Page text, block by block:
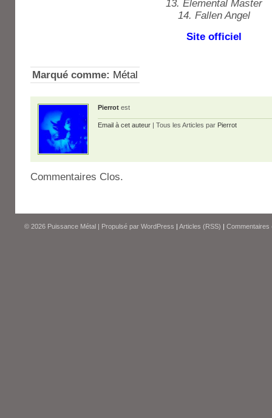
13. Elemental Master
14. Fallen Angel
Site officiel
Marqué comme: Métal
Pierrot est
Email à cet auteur | Tous les Articles par Pierrot
Commentaires Clos.
© 2026 Puissance Métal | Propulsé par WordPress | Articles (RSS) | Commentaires